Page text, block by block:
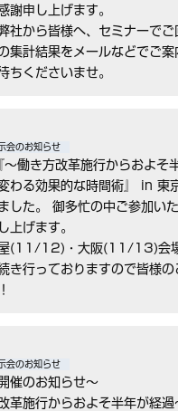
謝申し上げます。
社から皆様へ、セミナーでご
集計結果をメールなどでご
ちくださいませ。
会のお知らせ
働き方改革施行からおよそ
わる効果的な時間術』 in 東
した。 御多忙の中ご参加い
上げます。
屋(11/12)・大阪(11/13)会
き行っておりますので皆様の
会のお知らせ
催のお知らせ～
革施行からおよそ半年が経